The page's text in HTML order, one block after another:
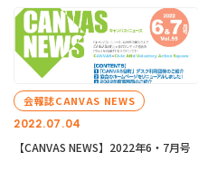
2022.07.04
会報誌CANVAS NEWS
【CANVAS NEWS】2022年6・7月号